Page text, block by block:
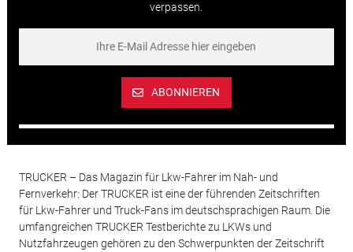
verpassen.
ABONNIEREN
TRUCKER – Das Magazin für Lkw-Fahrer im Nah- und
Fernverkehr: Der TRUCKER ist eine der führenden Zeitschriften
für Lkw-Fahrer und Truck-Fans im deutschsprachigen Raum. Die
umfangreichen TRUCKER Testberichte zu LKWs und
Nutzfahrzeugen gehören zu den Schwerpunkten der Zeitschrift